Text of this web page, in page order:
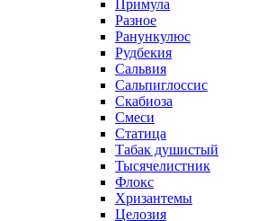
Примула
Разное
Ранункулюс
Рудбекия
Сальвия
Сальпиглоссис
Скабиоза
Смеси
Статица
Табак душистый
Тысячелистник
Флокс
Хризантемы
Целозия